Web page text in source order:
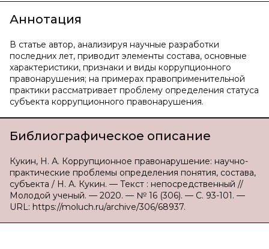
Аннотация
В статье автор, анализируя научные разработки
последних лет, приводит элементы состава, основные
характеристики, признаки и виды коррупционного
правонарушения; на примерах правоприменительной
практики рассматривает проблему определения статуса
субъекта коррупционного правонарушения.
Библиографическое описание
Кукин, Н. А. Коррупционное правонарушение: научно-
практические проблемы определения понятия, состава,
субъекта / Н. А. Кукин. — Текст : непосредственный //
Молодой ученый. — 2020. — № 16 (306). — С. 93-101. —
URL: https://moluch.ru/archive/306/68937.